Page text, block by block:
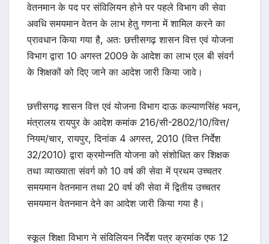
वेतनमान के पद पर संविलियन होने पर पहले विभाग की सेवा
अवधि समयमान वेतन के लाभ हेतु गणना में शामिल करने का
प्रावधान किया गया है, अतः छत्तीसगढ़ शासन वित्त एवं योजना
विभाग द्वारा 10 अगस्त 2009 के आदेश का लाभ एल बी संवर्ग
के शिक्षकों को दिए जाने का आदेश जारी किया जावे।
छत्तीसगढ़ शासन वित्त एवं योजना विभाग दाऊ कल्याणसिंह भवन,
मंत्रालय रायपुर के आदेश कमांक 216/सी-2802/10/वित्त/
नियम/चार, रायपुर, दिनांक 4 अगस्त, 2010 (वित्त निर्देश
32/2010) द्वारा क्रमोन्नति योजना को संशोधित कर शिक्षक
तथा व्याख्याता संवर्ग को 10 वर्ष की सेवा में प्रथम उच्चतर
समयमान वेतनमान तथा 20 वर्ष की सेवा में द्वितीय उच्चतर
समयमान वेतनमान देने का आदेश जारी किया गया है।
स्कूल शिक्षा विभाग ने संविलियन निर्देश पत्र क्रमांक एफ 12